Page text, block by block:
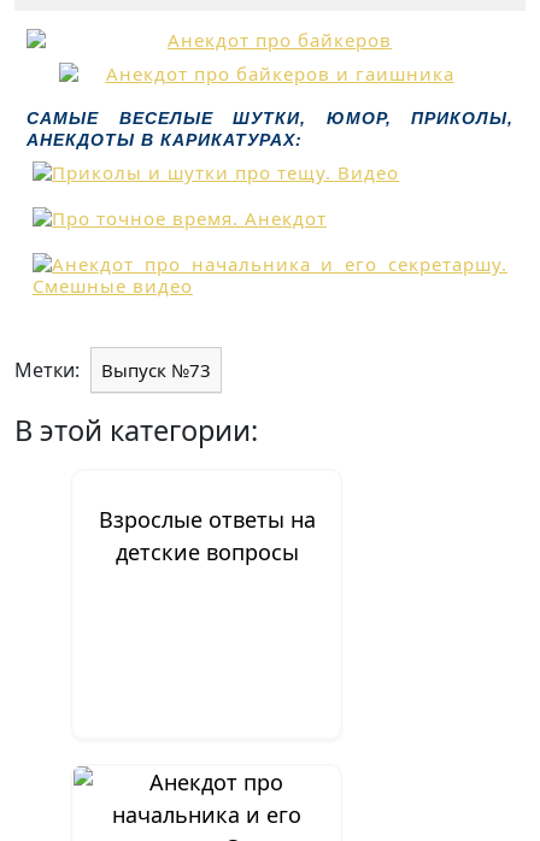
САМЫЕ ВЕСЕЛЫЕ ШУТКИ, ЮМОР, ПРИКОЛЫ,
АНЕКДОТЫ В КАРИКАТУРАХ:
Метки: Выпуск №73
В этой категории:
Взрослые ответы на
детские вопросы